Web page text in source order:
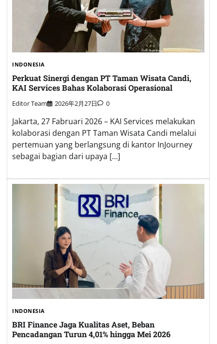
INDONESIA
Perkuat Sinergi dengan PT Taman Wisata Candi,
KAI Services Bahas Kolaborasi Operasional
Editor Team 2026年2月27日 0
Jakarta, 27 Fabruari 2026 – KAI Services melakukan
kolaborasi dengan PT Taman Wisata Candi melalui
pertemuan yang berlangsung di kantor InJourney
sebagai bagian dari upaya […]
INDONESIA
BRI Finance Jaga Kualitas Aset, Beban
Pencadangan Turun 4,01% hingga Mei 2026